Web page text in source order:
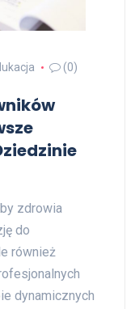
(0)
zdrowia
do
również
dynamicznych